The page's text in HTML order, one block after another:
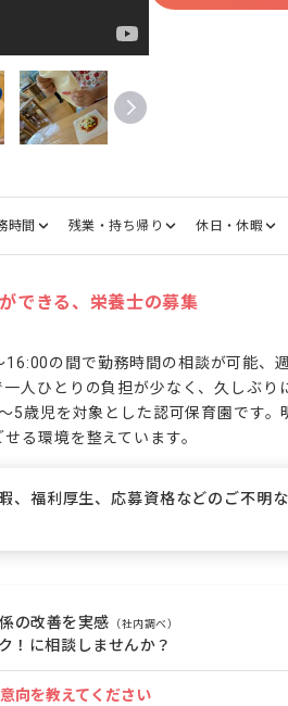
時間 残業・持ち帰り 休日・休暇
できる、栄養士の募集
の間で勤務時間の相談が可能、
人ひとりの負担が少なく、久しぶり
5歳児を対象とした認可保育園です。
る環境を整えています。
、福利厚生、応募資格などのご不明
の改善を実感 （社内調べ）
！に相談しませんか？
向を教えてください